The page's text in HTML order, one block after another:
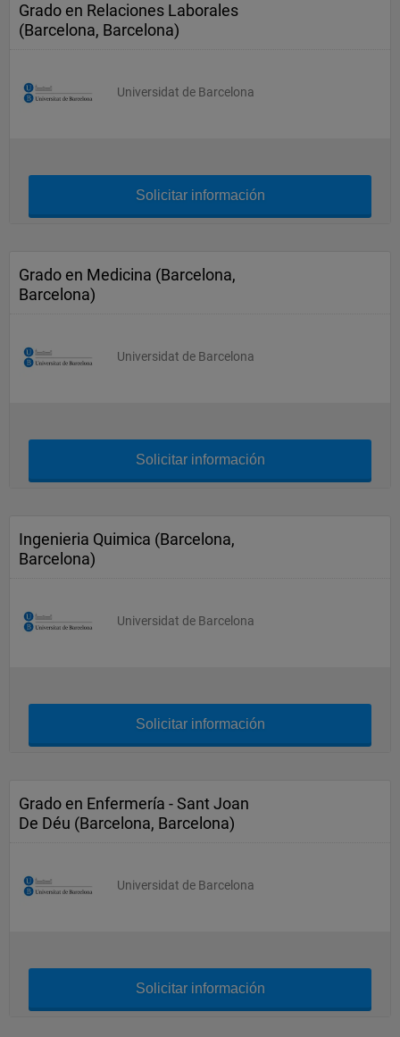
Grado en Relaciones Laborales
(Barcelona, Barcelona)
Universidat de Barcelona
Solicitar información
Grado en Medicina (Barcelona,
Barcelona)
Universidat de Barcelona
Solicitar información
Ingenieria Quimica (Barcelona,
Barcelona)
Universidat de Barcelona
Solicitar información
Grado en Enfermería - Sant Joan
De Déu (Barcelona, Barcelona)
Universidat de Barcelona
Solicitar información